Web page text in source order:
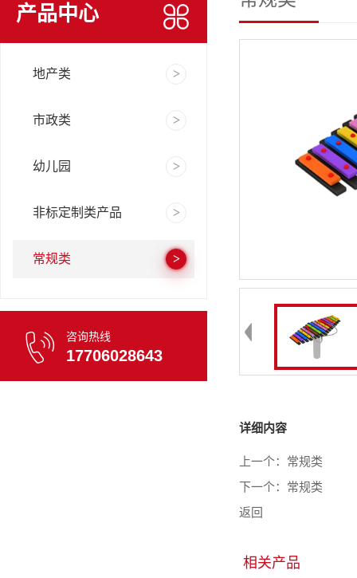
产品中心
地产类
市政类
幼儿园
非标定制类产品
常规类
咨询热线
17706028643
详细内容
上一个： 常规类
下一个： 常规类
返回
相关产品